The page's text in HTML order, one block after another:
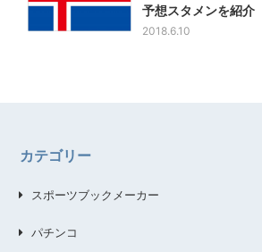
予想スタメンを紹介
2018.6.10
カテゴリー
スポーツブックメーカー
パチンコ